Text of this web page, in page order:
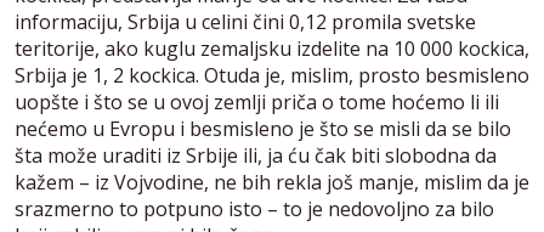
informaciju, Srbija u celini čini 0,12 promila svetske
teritorije, ako kuglu zemaljsku izdelite na 10 000 kockica,
Srbija je 1, 2 kockica. Otuda je, mislim, prosto besmisleno
uopšte i što se u ovoj zemlji priča o tome hoćemo li ili
nećemo u Evropu i besmisleno je što se misli da se bilo
šta može uraditi iz Srbije ili, ja ću čak biti slobodna da
kažem – iz Vojvodine, ne bih rekla još manje, mislim da je
srazmerno to potpuno isto – to je nedovoljno za bilo